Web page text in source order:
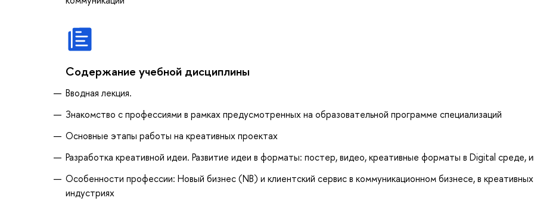
Содержание учебной дисциплины
Вводная лекция.
Знакомство с профессиями в рамках предусмотренных на образовательной программе специализаций
Основные этапы работы на креативных проектах
Разработка креативной идеи. Развитие идеи в форматы: постер, видео, креативные форматы в Digital среде,
Особенности профессии: Новый бизнес (NB) и клиентский сервис в коммуникационном бизнесе, в креативных
индустриях